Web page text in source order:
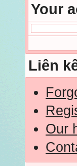
Your
Liên
Our